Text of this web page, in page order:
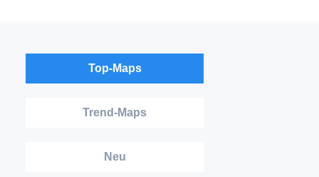
Top-Maps
Trend-Maps
Neu